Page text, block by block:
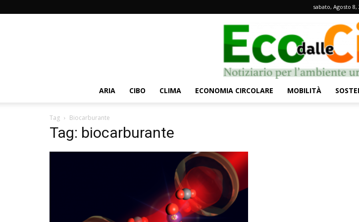
sabato, Agosto 8,
ARIA CIBO CLIMA ECONOMIA CIRCOLARE MOBILITÀ
Tag Biocarburante
Tag: biocarburante